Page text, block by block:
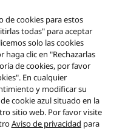
Política de privacidad
Accesibilidad
Garantía Legal
Marketing Europe
de cookies para estos
todas" para aceptar
solo las cookies
clic en "Rechazarlas
de cookies, por favor
En cualquier
y modificar su
cookie azul situado en la
sitio web. Por favor visite
Aviso de privacidad para